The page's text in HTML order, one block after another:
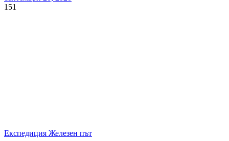
151
Експедиция Железен път